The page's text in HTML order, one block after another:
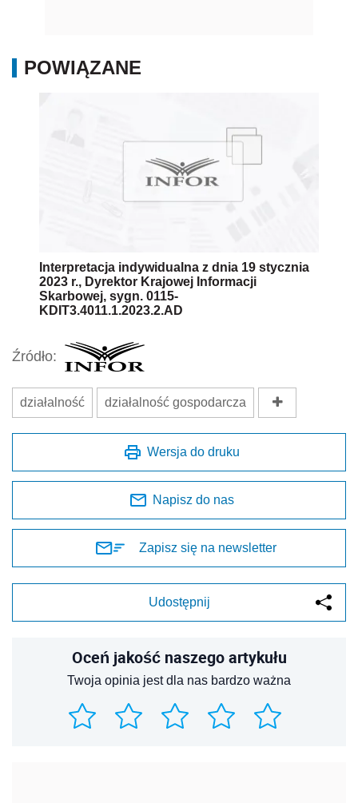
POWIĄZANE
Interpretacja indywidualna z dnia 19 stycznia
2023 r., Dyrektor Krajowej Informacji
Skarbowej, sygn. 0115-
KDIT3.4011.1.2023.2.AD
Źródło:
działalność działalność gospodarcza
Wersja do druku
Napisz do nas
Zapisz się na newsletter
Udostępnij
Oceń jakość naszego artykułu
Twoja opinia jest dla nas bardzo ważna